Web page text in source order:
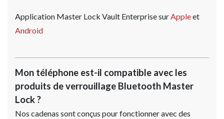
Application Master Lock Vault Enterprise surAppleet
Android
Mon téléphone est-il compatible avec les
produits de verrouillage Bluetooth Master
Lock ?
Nos cadenas sont conçus pour fonctionner avec des